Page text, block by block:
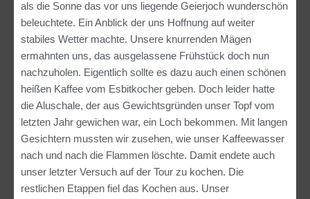
als die Sonne das vor uns liegende Geierjoch wunderschön
beleuchtete. Ein Anblick der uns Hoffnung auf weiter
stabiles Wetter machte. Unsere knurrenden Mägen
ermahnten uns, das ausgelassene Frühstück doch nun
nachzuholen. Eigentlich sollte es dazu auch einen schönen
heißen Kaffee vom Esbitkocher geben. Doch leider hatte
die Aluschale, der aus Gewichtsgründen unser Topf vom
letzten Jahr gewichen war, ein Loch bekommen. Mit langen
Gesichtern mussten wir zusehen, wie unser Kaffeewasser
nach und nach die Flammen löschte. Damit endete auch
unser letzter Versuch auf der Tour zu kochen. Die
restlichen Etappen fiel das Kochen aus. Unser